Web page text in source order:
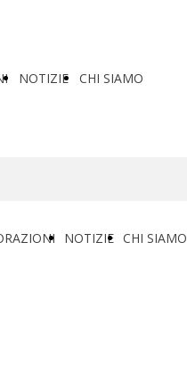
NOTIZIE CHI SIAMO
NOTIZIE CHI SIAMO